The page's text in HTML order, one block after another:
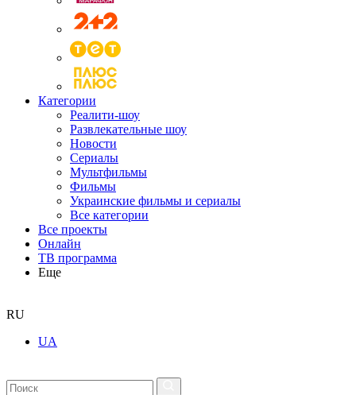
Категории
Реалити-шоу
Развлекательные шоу
Новости
Сериалы
Мультфильмы
Фильмы
Украинские фильмы и сериалы
Все категории
Все проекты
Онлайн
ТВ программа
Еще
RU
UA